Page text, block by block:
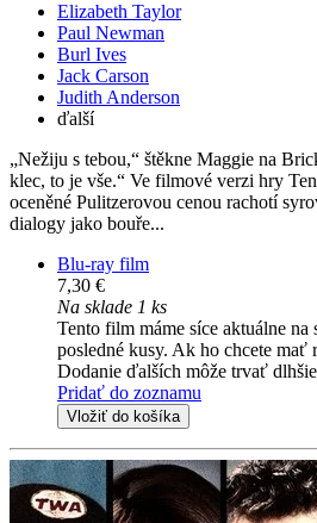
Elizabeth Taylor
Paul Newman
Burl Ives
Jack Carson
Judith Anderson
ďalší
„Nežiju s tebou,“ štěkne Maggie na
klec, to je vše.“ Ve filmové verzi hry
oceněné Pulitzerovou cenou rachotí
dialogy jako bouře...
Blu-ray film
7,30 €
Na sklade 1 ks
Tento film máme síce aktuálne na
posledné kusy. Ak ho chcete mať
Dodanie ďalších môže trvať
Pridať do zoznamu
Vložiť do košíka